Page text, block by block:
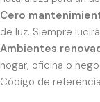
Cero
de luz. Siempre
Ambientes
hogar, oficina o
Código de